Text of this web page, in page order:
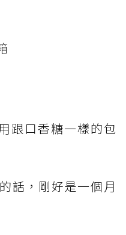
跟口香糖一樣的包
話，剛好是一個月